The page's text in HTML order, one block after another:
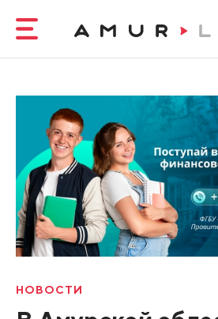
НОВОСТИ